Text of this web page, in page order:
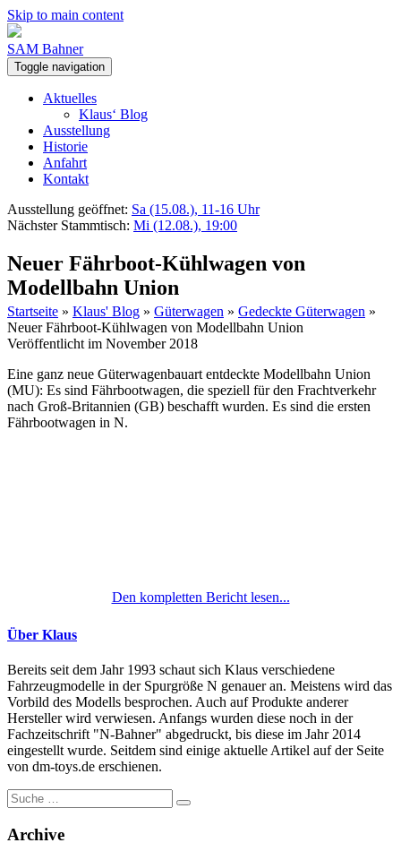
Skip to main content
SAM Bahner
Toggle navigation
Aktuelles
Klaus‘ Blog
Ausstellung
Historie
Anfahrt
Kontakt
Ausstellung geöffnet: Sa (15.08.), 11-16 Uhr
Nächster Stammtisch: Mi (12.08.), 19:00
Neuer Fährboot-Kühlwagen von
Modellbahn Union
Startseite » Klaus' Blog » Güterwagen » Gedeckte Güterwagen »
Neuer Fährboot-Kühlwagen von Modellbahn Union
Veröffentlicht im November 2018
Eine ganz neue Güterwagenbauart entdeckte Modellbahn Union
(MU): Es sind Fährbootwagen, die speziell für den Frachtverkehr
nach Groß-Britannien (GB) beschafft wurden. Es sind die ersten
Fährbootwagen in N.
Den kompletten Bericht lesen...
Über Klaus
Bereits seit dem Jahr 1993 schaut sich Klaus verschiedene
Fahrzeugmodelle in der Spurgröße N genauer an. Meistens wird das
Vorbild des Modells besprochen. Auch auf Produkte anderer
Hersteller wird verwiesen. Anfangs wurden diese noch in der
Fachzeitschrift "N-Bahner" abgedruckt, bis diese im Jahr 2014
eingestellt wurde. Seitdem sind einige aktuelle Artikel auf der Seite
von dm-toys.de erschienen.
Suche
nach:
Archive